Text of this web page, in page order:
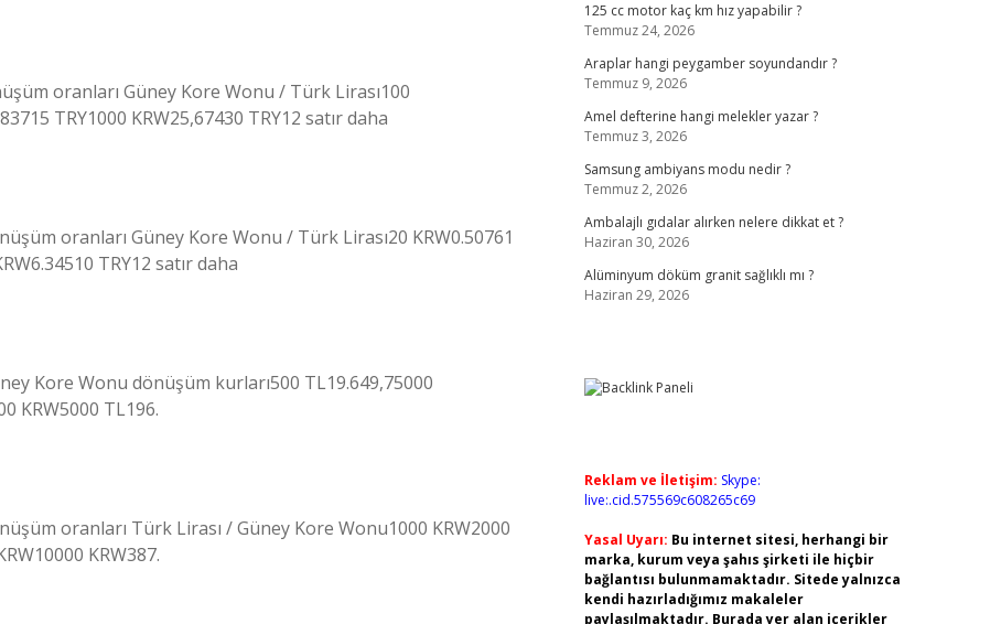
oranları Güney Kore Wonu / Türk Lirası100
TRY1000 KRW25,67430 TRY12 satır daha
oranları Güney Kore Wonu / Türk Lirası20 KRW0.50761
TRY12 satır daha
Kore Wonu dönüşüm kurları500 TL19.649,75000
KRW5000 TL196.
oranları Türk Lirası / Güney Kore Wonu1000 KRW2000
KRW387.
125 cc motor kaç km hız yapabilir ?
Temmuz 24, 2026
Araplar hangi peygamber soyundandır ?
Temmuz 9, 2026
Amel defterine hangi melekler yazar ?
Temmuz 3, 2026
Samsung ambiyans modu nedir ?
Temmuz 2, 2026
Ambalajlı gıdalar alırken nelere dikkat et ?
Haziran 30, 2026
Alüminyum döküm granit sağlıklı mı ?
Haziran 29, 2026
Reklam ve İletişim: Skype:
live:.cid.575569c608265c69
Yasal Uyarı: Bu internet sitesi, herhangi bir
marka, kurum veya şahıs şirketi ile hiçbir
bağlantısı bulunmamaktadır. Sitede yalnızca
kendi hazırladığımız makaleler
paylaşılmaktadır. Burada yer alan içerikler